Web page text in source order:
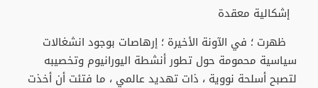
إشكالية معقدة
ظهرت ؛ في الآونة الأخيرة ؛ إرهاصات بوجود انشغالات
سياسية محمومة حول تطور أنشطة اليورانيوم وتخصيبه
لتصبح أسلحة نووية ، ذات تهديد عالمي ، ما فتئت أن أخذت